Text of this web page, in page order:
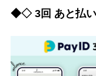
◆◇ 3回 あと払